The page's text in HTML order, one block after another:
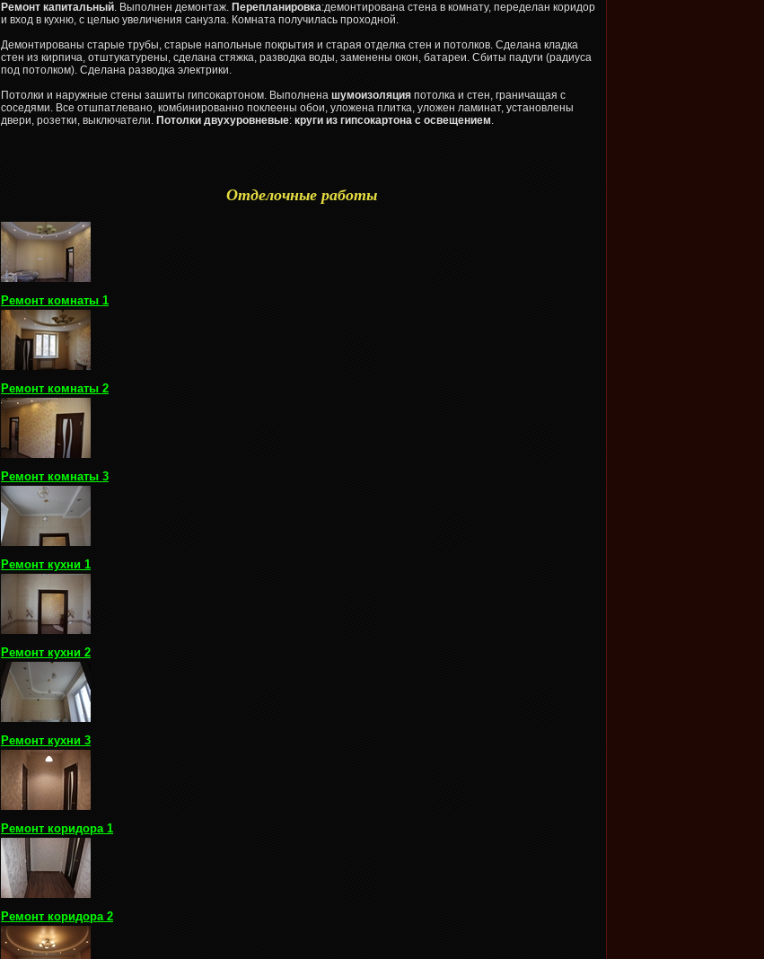
Ремонт капитальный. Выполнен демонтаж. Перепланировка:демонтирована стена в комнату, переделан коридор
и вход в кухню, с целью увеличения санузла. Комната получилась проходной.
Демонтированы старые трубы, старые напольные покрытия и старая отделка стен и потолков. Сделана кладка
стен из кирпича, отштукатурены, сделана стяжка, разводка воды, заменены окон, батареи. Сбиты падуги (радиуса
под потолком). Сделана разводка электрики.
Потолки и наружные стены зашиты гипсокартоном. Выполнена шумоизоляция потолка и стен, граничащая с
соседями. Все отшпатлевано, комбинированно поклеены обои, уложена плитка, уложен ламинат, установлены
двери, розетки, выключатели. Потолки двухуровневые: круги из гипсокартона с освещением.
Отделочные работы
Ремонт комнаты 1
Ремонт комнаты 2
Ремонт комнаты 3
Ремонт кухни 1
Ремонт кухни 2
Ремонт кухни 3
Ремонт коридора 1
Ремонт коридора 2